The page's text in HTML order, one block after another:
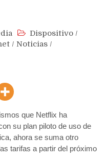
Dispositivo /
/ Noticias /
que Netflix ha
su plan piloto de uso de
ahora se suma otro
tarifas a partir del próximo